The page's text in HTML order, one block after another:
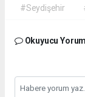
#Seydişehir
Okuyucu